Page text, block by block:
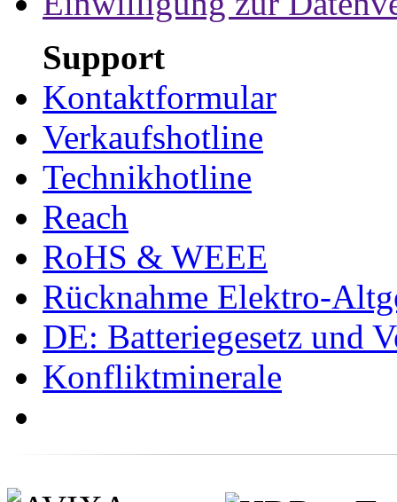
Support
Kontaktformular
Verkaufshotline
Technikhotline
Reach
RoHS & WEEE
Rücknahme Elektro-
DE: Batteriegesetz und
Konfliktminerale